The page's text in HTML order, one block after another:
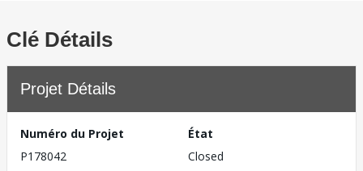
Clé Détails
Projet Détails
Numéro du Projet
P178042
État
Closed